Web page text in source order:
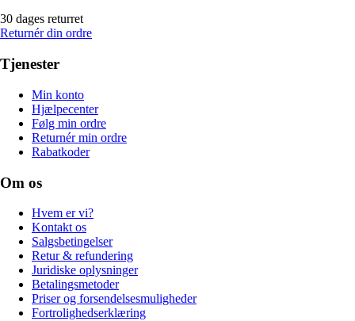
30 dages returret
Returnér din ordre
Tjenester
Min konto
Hjælpecenter
Følg min ordre
Returnér min ordre
Rabatkoder
Om os
Hvem er vi?
Kontakt os
Salgsbetingelser
Retur & refundering
Juridiske oplysninger
Betalingsmetoder
Priser og forsendelsesmuligheder
Fortrolighedserklæring